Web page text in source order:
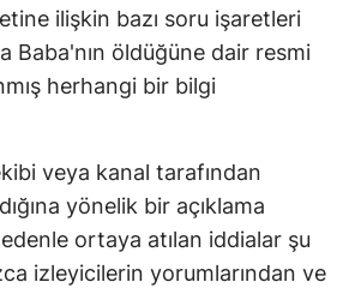
ilişkin bazı soru işaretleri
Baba'nın öldüğüne dair resmi
herhangi bir bilgi
veya kanal tarafından
yönelik bir açıklama
ortaya atılan iddialar şu
izleyicilerin yorumlarından ve